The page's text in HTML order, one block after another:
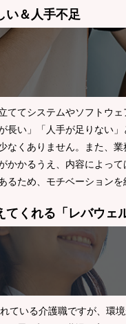
い＆人手不足
ててシステムやソフトウ
長い」「人手が足りない
なくありません。また、
かかるうえ、内容によっ
るため、モチベーションを
くれる「レバウェ
ている介護職ですが、環